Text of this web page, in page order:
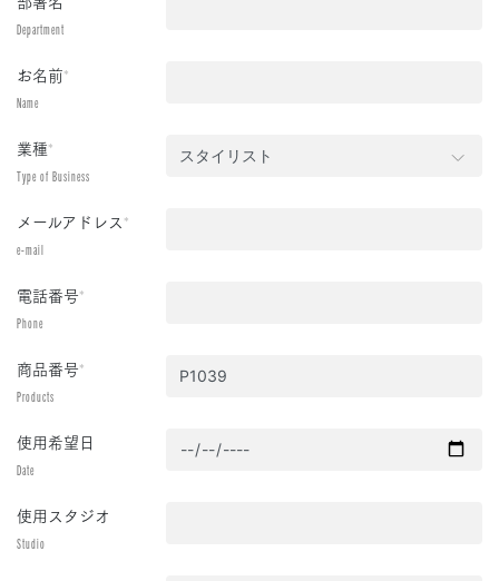
Department
お名前*
Name
業種*
Type of Business
メールアドレス*
e-mail
電話番号*
Phone
商品番号*
Products
使用希望日
Date
使用スタジオ
Studio